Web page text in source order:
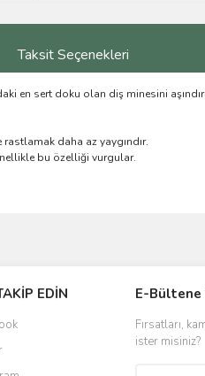
Taksit Seçenekleri
en sert doku olan diş minesini
daha az yaygındır.
bu özelliği vurgular.
EDİN E-Bültene
Fırsatları,
ister misiniz?